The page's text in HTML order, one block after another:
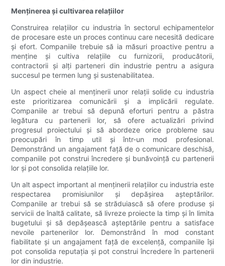
Menținerea și cultivarea relațiilor
Construirea relațiilor cu industria în sectorul echipamentelor
de procesare este un proces continuu care necesită dedicare
și efort. Companiile trebuie să ia măsuri proactive pentru a
menține și cultiva relațiile cu furnizorii, producătorii,
contractorii și alți parteneri din industrie pentru a asigura
succesul pe termen lung și sustenabilitatea.
Un aspect cheie al menținerii unor relații solide cu industria
este prioritizarea comunicării și a implicării regulate.
Companiile ar trebui să depună eforturi pentru a păstra
legătura cu partenerii lor, să ofere actualizări privind
progresul proiectului și să abordeze orice probleme sau
preocupări în timp util și într-un mod profesional.
Demonstrând un angajament față de o comunicare deschisă,
companiile pot construi încredere și bunăvoință cu partenerii
lor și pot consolida relațiile lor.
Un alt aspect important al menținerii relațiilor cu industria este
respectarea promisiunilor și depășirea așteptărilor.
Companiile ar trebui să se străduiască să ofere produse și
servicii de înaltă calitate, să livreze proiecte la timp și în limita
bugetului și să depășească așteptările pentru a satisface
nevoile partenerilor lor. Demonstrând în mod constant
fiabilitate și un angajament față de excelență, companiile își
pot consolida reputația și pot construi încredere în partenerii
lor din industrie.